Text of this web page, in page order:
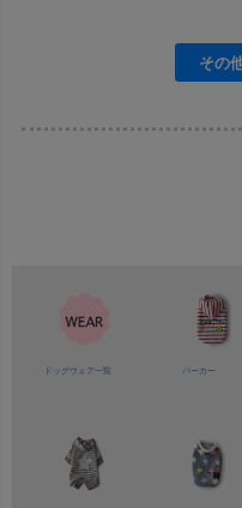
ドッグウェア一覧 パーカー